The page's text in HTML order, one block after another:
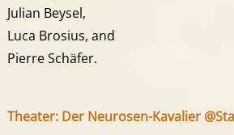
Julian Beysel,
Luca Brosius, and
Pierre Schäfer.
Theater: Der Neurosen-Kavalier